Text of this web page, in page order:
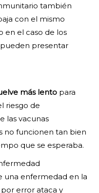
también
con el mismo
en el caso de los
presentar
más lento para
riesgo de
las vacunas
no funcionen tan bien
que se esperaba.
una enfermedad en la
error ataca y